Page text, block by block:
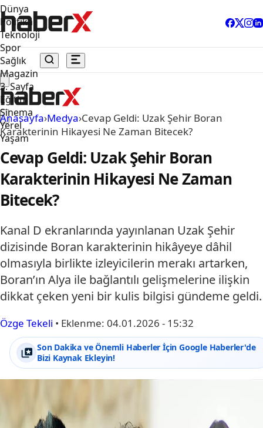
Dünya
Politika
Teknoloji
Spor
Sağlık
Magazin
3. Sayfa
Eğitim
Sinema
Yerel
Yaşam
Anasayfa›Medya›Cevap Geldi: Uzak Şehir Boran
Karakterinin Hikayesi Ne Zaman Bitecek?
Cevap Geldi: Uzak Şehir Boran
Karakterinin Hikayesi Ne Zaman
Bitecek?
Kanal D ekranlarında yayınlanan Uzak Şehir
dizisinde Boran karakterinin hikâyeye dâhil
olmasıyla birlikte izleyicilerin merakı artarken,
Boran’ın Alya ile bağlantılı gelişmelerine ilişkin
dikkat çeken yeni bir kulis bilgisi gündeme geldi.
Özge Tekeli • Eklenme: 04.01.2026 - 15:32
Son Dakika ve Önemli Haberler İçin Google Haberler'de
Bizi Kaynak Ekleyin!